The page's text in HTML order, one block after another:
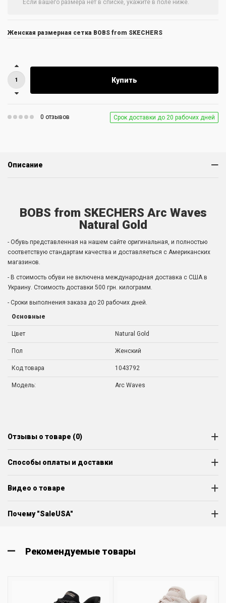
Женская размерная сетка BOBS from SKECHERS
Купить
0 отзывов Срок доставки до 20 рабочих дней
Описание
BOBS from SKECHERS Arc Waves
Natural Gold
- Обувь представленная на нашем сайте оригинальная, и полностью
соответствую стандартам качества и доставляеться с Американских
магазинов.
- В стоимость обуви не включена международная доставка с США в
Украину. Стоимость доставки 500 грн. килограмм.
- Сроки выполнения заказа до 20 рабочих дней.
Основные
Цвет Natural Gold
Пол Женский
Код товара 1043792
Модель: Arc Waves
Отзывы о товаре (0)
Способы оплаты и доставки
Видео о товаре
Почему "SaleUSA"
Рекомендуемые товары